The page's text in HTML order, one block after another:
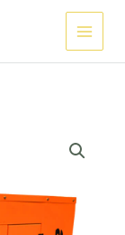
Main
Menu